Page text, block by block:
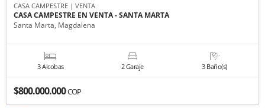
CASA CAMPESTRE | VENTA
CASA CAMPESTRE EN VENTA - SANTA MARTA
Santa Marta, Magdalena
3 Alcobas 2 Garaje 3 Baño(s)
$800.000.000COP